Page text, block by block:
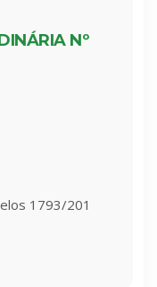
Nº
1793/201